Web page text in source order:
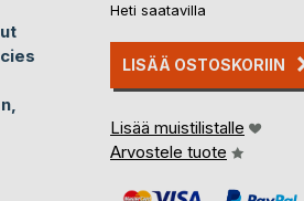
Heti saatavilla
LISÄÄ OSTOSKORIIN
Lisää muistilistalle
Arvostele tuote